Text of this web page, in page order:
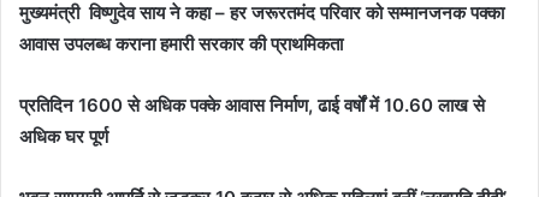
मुख्यमंत्री विष्णुदेव साय ने कहा – हर जरूरतमंद परिवार को सम्मानजनक पक्का
आवास उपलब्ध कराना हमारी सरकार की प्राथमिकता
प्रतिदिन 1600 से अधिक पक्के आवास निर्माण, ढाई वर्षों में 10.60 लाख से
अधिक घर पूर्ण